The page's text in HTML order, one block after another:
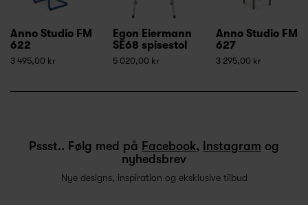
Anno Studio FM
622
3 495,00 kr
Egon Eiermann
SE68 spisestol
5 020,00 kr
Anno Studio FM
627
3 295,00 kr
Pssst.. Følg med på Facebook, Instagram og
nyhedsbrev
Nye designs, inspiration og eksklusive tilbud